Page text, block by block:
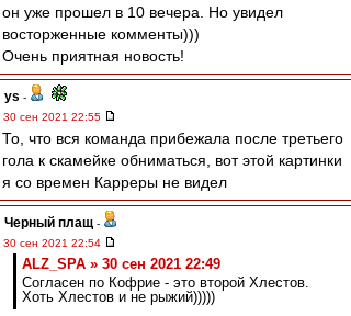
он уже прошел в 10 вечера. Но увидел
восторженные комменты)))
Очень приятная новость!
ys -
30 сен 2021 22:55
То, что вся команда прибежала после третьего
гола к скамейке обниматься, вот этой картинки
я со времен Карреры не видел
Черный плащ -
30 сен 2021 22:54
ALZ_SPA » 30 сен 2021 22:49
Согласен по Кофрие - это второй Хлестов.
Хоть Хлестов и не рыжий)))))